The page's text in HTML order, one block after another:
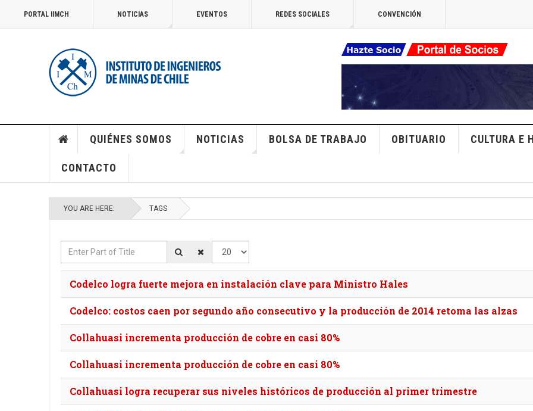
PORTAL IIMCH NOTICIAS EVENTOS REDES SOCIALES CONVENCIÓN
QUIÉNES SOMOS NOTICIAS BOLSA DE TRABAJO OBITUARIO CULTURA E
CONTACTO
YOU ARE HERE: TAGS
Enter Part of Title Display #
Codelco logra fuerte mejora en instalación clave para Ministro Hales
Codelco: costos caen por segundo año consecutivo y la producción de 2014 retoma las alzas
Collahuasi incrementa producción de cobre en casi 80%
Collahuasi incrementa producción de cobre en casi 80%
Collahuasi logra recuperar sus niveles históricos de producción al primer trimestre